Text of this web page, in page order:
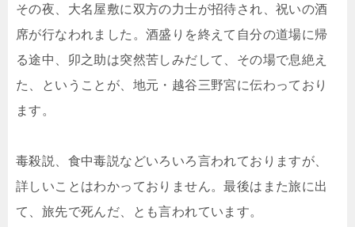
その夜、大名屋敷に双方の力士が招待され、祝いの酒
席が行なわれました。酒盛りを終えて自分の道場に帰
る途中、卯之助は突然苦しみだして、その場で息絶え
た、ということが、地元・越谷三野宮に伝わっており
ます。
毒殺説、食中毒説などいろいろ言われておりますが、
詳しいことはわかっておりません。最後はまた旅に出
て、旅先で死んだ、とも言われています。